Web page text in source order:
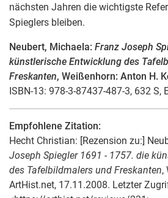
nächsten Jahren die wichtigste
Spieglers bleiben.
Neubert, Michaela: Franz Joseph
künstlerische Entwicklung des
Freskanten, Weißenhorn: Anton H.
ISBN-13: 978-3-87437-487-3, 632 S,
Empfohlene Zitation:
Hecht Christian: [Rezension zu:]
Joseph Spiegler 1691 - 1757. die
des Tafelbildmalers und Freskanten,
ArtHist.net, 17.11.2008. Letzter